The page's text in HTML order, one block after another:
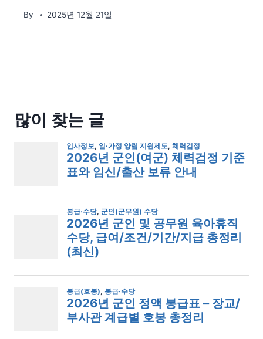
By 2025년 12월 21일
많이 찾는 글